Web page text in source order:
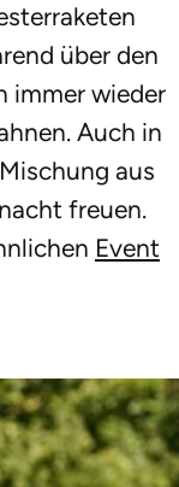
über den
immer wieder
Auch in
aus
freuen.
Event